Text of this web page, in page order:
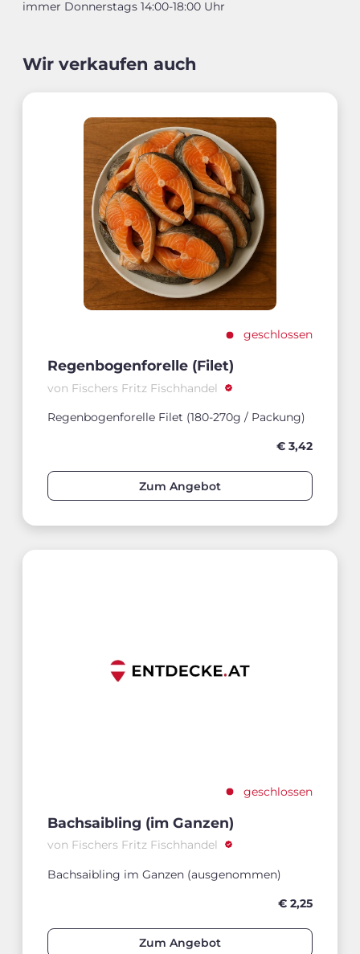
immer Donnerstags 14:00-18:00 Uhr
Wir verkaufen auch
geschlossen
Regenbogenforelle (Filet)
von Fischers Fritz Fischhandel
Regenbogenforelle Filet (180-270g / Packung)
€ 3,42
Zum Angebot
geschlossen
Bachsaibling (im Ganzen)
von Fischers Fritz Fischhandel
Bachsaibling im Ganzen (ausgenommen)
€ 2,25
Zum Angebot